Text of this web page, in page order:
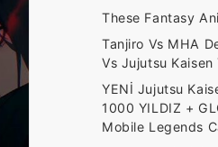
These Fantasy
Tanjiro Vs MHA
Vs Jujutsu Kaisen
YENİ Jujutsu
1000 YILDIZ +
Mobile Legends